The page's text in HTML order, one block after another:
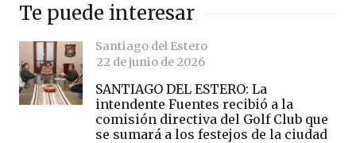
Te puede interesar
Santiago del Estero
22 de junio de 2026
SANTIAGO DEL ESTERO: La
intendente Fuentes recibió a la
comisión directiva del Golf Club que
se sumará a los festejos de la ciudad